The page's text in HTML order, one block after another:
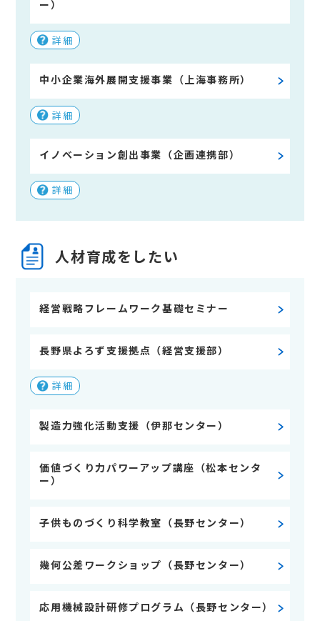
ー）
詳細
中小企業海外展開支援事業（上海事務所）
詳細
イノベーション創出事業（企画連携部）
詳細
人材育成をしたい
経営戦略フレームワーク基礎セミナー
長野県よろず支援拠点（経営支援部）
詳細
製造力強化活動支援（伊那センター）
価値づくり力パワーアップ講座（松本センタ
ー）
子供ものづくり科学教室（長野センター）
幾何公差ワークショップ（長野センター）
応用機械設計研修プログラム（長野センター）